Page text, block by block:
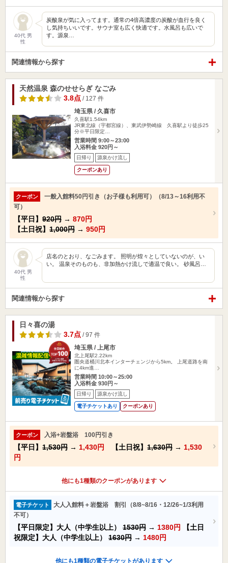
40代 男
性
炭酸泉が気に入ってます。通常の4倍高濃度の炭酸が血行を良く
し気持ちいいです。サウナ室も広く快適です。水風呂も広いで
す。源泉…
関連情報から探す
天然温泉 森のせせらぎ なごみ
3.8点 / 127 件
埼玉県 / 久喜市
久喜駅1.54km
JR東北線（宇都宮線）、東武伊勢崎線 久喜駅より徒歩25
分※平日限定…
営業時間 9:00～23:00
入浴料金 920円～
日帰り 源泉かけ流し
クーポンあり
クーポン
一般入館料50円引き（お子様も利用可）（8/13～16利用不
可）
【平日】 920円 → 870円
【土日祝】 1,000円 → 950円
40代 男
性
店名のとおり、なごみます。 照明が煌々としていないのが、い
い。 温泉そのものも、非加熱かけ流しで適温で良い。 砂風呂…
関連情報から探す
日々喜の湯
3.7点 / 97 件
埼玉県 / 上尾市
北上尾駅2.22km
圏央道桶川北本インターチェンジから5km。 上尾道路を南
に4km進…
営業時間 10:00～25:00
入浴料金 930円～
日帰り 源泉かけ流し
電子チケットあり クーポンあり
クーポン 入浴+岩盤浴 100円引き
【平日】 1,530円 → 1,430円 【土日祝】 1,630円 → 1,530
円
他にも1種類のクーポンがあります
電子チケット
大人入館料＋岩盤浴 割引（8/8~8/16・12/26~1/3利用
不可）
【平日限定】大人（中学生以上） 1530円 → 1380円
【土日
祝限定】大人（中学生以上） 1630円 → 1480円
他にも1種類の電子チケットがあります